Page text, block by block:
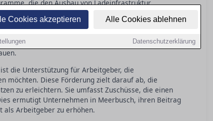
Cookies akzeptieren Alle Cookies ablehnen
Datenschutzerklärung
die den Ausbau von Ladeinfrastruktur
Zuschüssen profitieren, die die Anschaffungskosten
spezielle Förderungen zur Verfügung, um die
somit den Bedürfnissen eines modernen Fuhrparks
Anreiz, um die Elektromobilität in Meerbusch
die Unterstützung für Arbeitgeber, die
Diese Förderung zielt darauf ab, die
zu erleichtern. Sie umfasst Zuschüsse, die einen
ermutigt Unternehmen in Meerbusch, ihren Beitrag
als Arbeitgeber zu erhöhen.